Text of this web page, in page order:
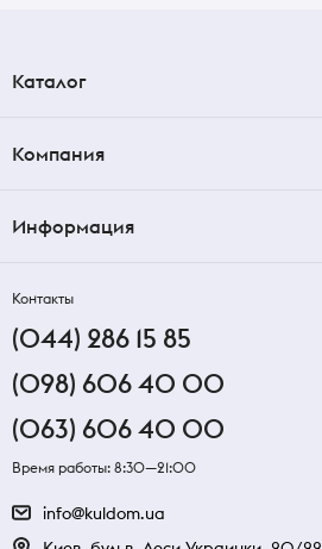
Каталог
Компания
Информация
Контакты
(044) 286 15 85
(098) 606 40 00
(063) 606 40 00
Время работы: 8:30—21:00
info@kuldom.ua